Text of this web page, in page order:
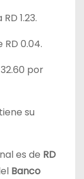
1.23.
RD 0.04.
por
su
es de RD
Banco